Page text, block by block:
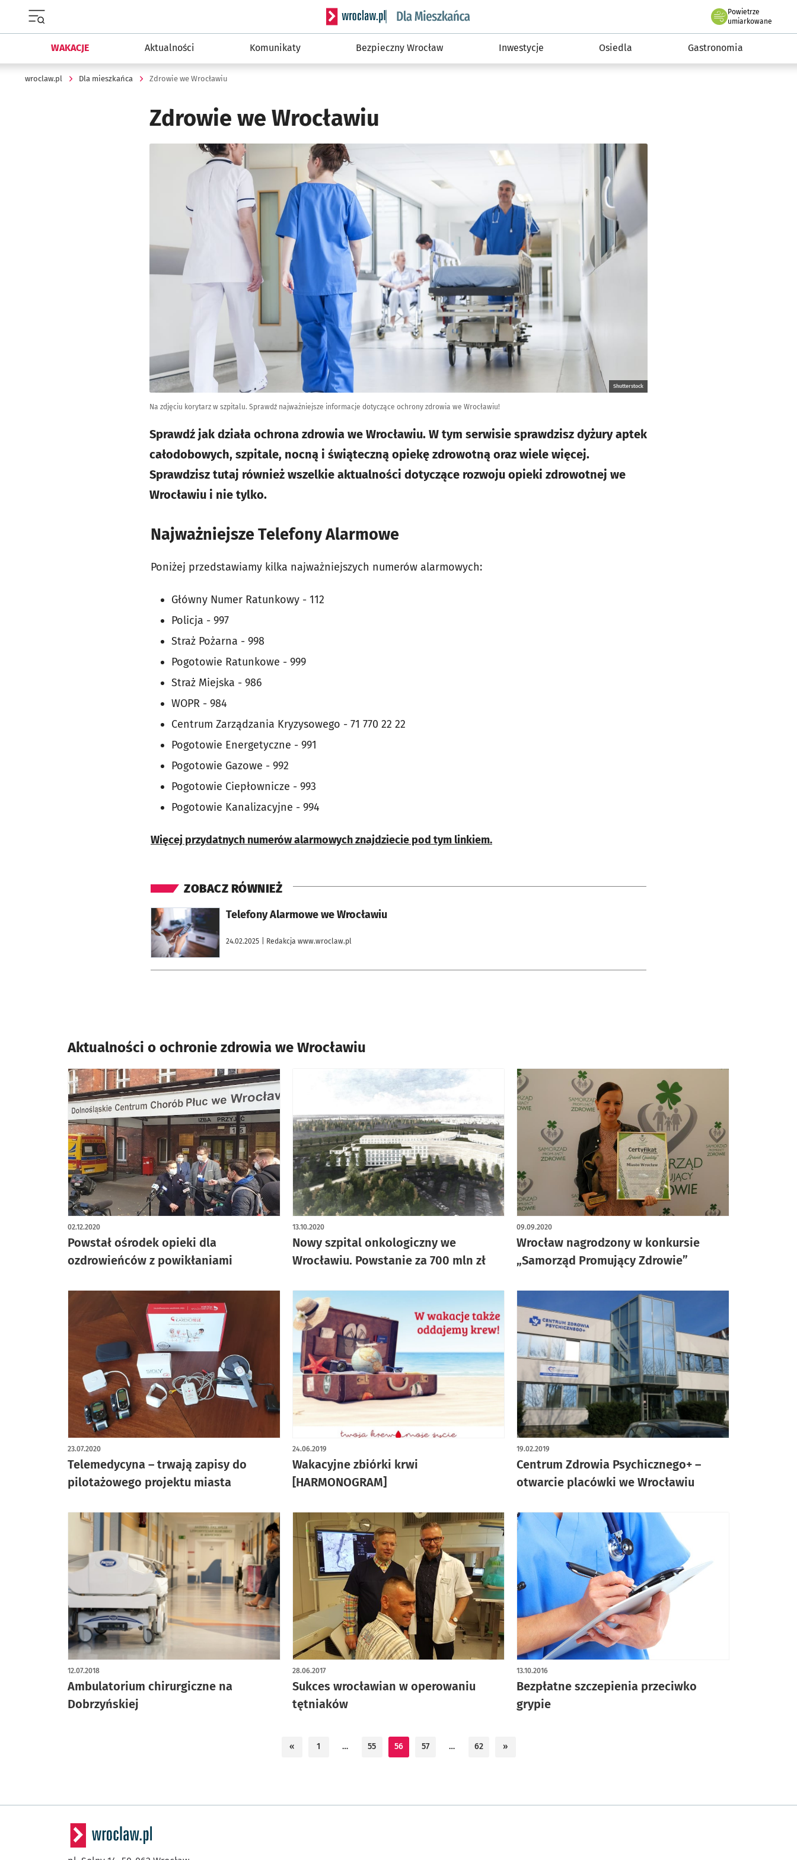
Serwis informacyjny wroclaw.pl podserwis: Dla mieszkańca
Powietrze
we Wrocławiu
umiarkowane
WAKACJE Aktualności Komunikaty Bezpieczny Wrocław Inwestycje Osiedla Gastronomia
wroclaw.pl Dla mieszkańca Zdrowie we Wrocławiu
Zdrowie we Wrocławiu
Kliknij, aby powiększyć
Shutterstock
Na zdjęciu korytarz w szpitalu. Sprawdź najważniejsze informacje dotyczące ochrony zdrowia we Wrocławiu!
Sprawdź jak działa ochrona zdrowia we Wrocławiu. W tym serwisie sprawdzisz dyżury aptek
całodobowych, szpitale, nocną i świąteczną opiekę zdrowotną oraz wiele więcej.
Sprawdzisz tutaj również wszelkie aktualności dotyczące rozwoju opieki zdrowotnej we
Wrocławiu i nie tylko.
Najważniejsze Telefony Alarmowe
Poniżej przedstawiamy kilka najważniejszych numerów alarmowych:
Główny Numer Ratunkowy - 112
Policja - 997
Straż Pożarna - 998
Pogotowie Ratunkowe - 999
Straż Miejska - 986
WOPR - 984
Centrum Zarządzania Kryzysowego - 71 770 22 22
Pogotowie Energetyczne - 991
Pogotowie Gazowe - 992
Pogotowie Ciepłownicze - 993
Pogotowie Kanalizacyjne - 994
Więcej przydatnych numerów alarmowych znajdziecie pod tym linkiem.
ZOBACZ RÓWNIEŻ
Telefony Alarmowe we Wrocławiu
24.02.2025 | Redakcja www.wroclaw.pl
otworzy się w nowej karcie
Aktualności o ochronie zdrowia we Wrocławiu
Powstał ośrodek opieki dla
ozdrowieńców z powikłaniami
02.12.2020
Nowy szpital onkologiczny we
Wrocławiu. Powstanie za 700 mln zł
13.10.2020
Wrocław nagrodzony w konkursie
„Samorząd Promujący Zdrowie”
09.09.2020
Telemedycyna – trwają zapisy do
pilotażowego projektu miasta
23.07.2020
Wakacyjne zbiórki krwi
[HARMONOGRAM]
24.06.2019
Centrum Zdrowia Psychicznego+ –
otwarcie placówki we Wrocławiu
19.02.2019
Ambulatorium chirurgiczne na
Dobrzyńskiej
12.07.2018
Sukces wrocławian w operowaniu
tętniaków
28.06.2017
Bezpłatne szczepienia przeciwko
grypie
13.10.2016
« 1 … 55 56 57 … 62 »